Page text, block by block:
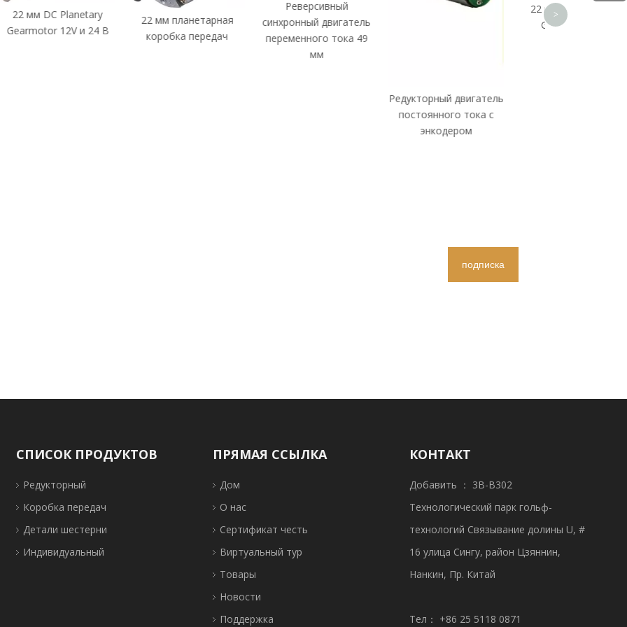
В
22 мм планетарная
коробка передач
Реверсивный
синхронный двигатель
переменного тока 49
Редукторный двигатель
22 мм DC Planetary
>
подписка
СПИСОК ПРОДУКТОВ
Редукторный
Коробка передач
Детали шестерни
Индивидуальный
ПРЯМАЯ ССЫЛКА
Дом
О нас
Сертификат честь
Виртуальный тур
Товары
Новости
Поддержка
КОНТАКТ
Добавить ： 3B-B302
Технологический парк гольф-
технологий Связывание долины U, #
16 улица Сингу, район Цзяннин,
Нанкин, Пр. Китай
Тел： +86 25 5118 0871